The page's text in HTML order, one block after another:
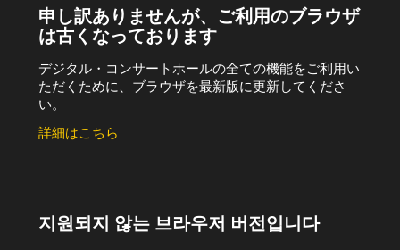
申し訳ありませんが、ご利用のブラウザ
は古くなっております
デジタル・コンサートホールの全ての機能をご利用い
ただくために、ブラウザを最新版に更新してくださ
い。
詳細はこちら
지원되지 않는 브라우저 버전입니다